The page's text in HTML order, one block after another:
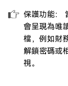
保護功能：
會呈現為唯
檔，例如財
解鎖密碼或
視。